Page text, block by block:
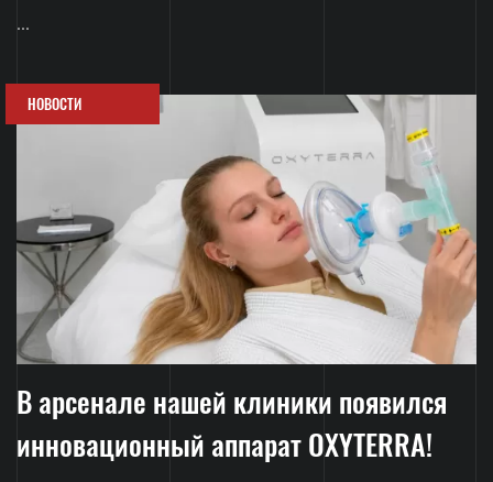
...
НОВОСТИ
В арсенале нашей клиники появился
инновационный аппарат OXYTERRA!